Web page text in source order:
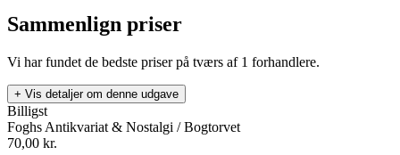
Sammenlign priser
Vi har fundet de bedste priser på tværs af 1 forhandlere.
+ Vis detaljer om denne udgave
Billigst
Foghs Antikvariat & Nostalgi / Bogtorvet
70,00 kr.